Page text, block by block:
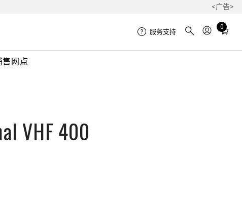
<广告>
售网点
服务支持
0
Total
in
VHF 400